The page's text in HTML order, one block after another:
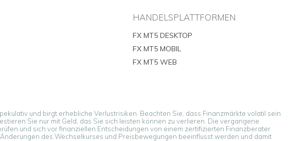
HANDELSPLATTFORMEN
FX MT5 DESKTOP
FX MT5 MOBIL
FX MT5 WEB
und birgt erhebliche Verlustrisiken. Beachten Sie, dass Finanzmärkte volatil sein
Sie nur mit Geld, das Sie sich leisten können zu verlieren. Die vergangene
und sich vor finanziellen Entscheidungen von einem zertifizierten Finanzberater
des Wechselkurses und Preisbewegungen beeinflusst werden und damit